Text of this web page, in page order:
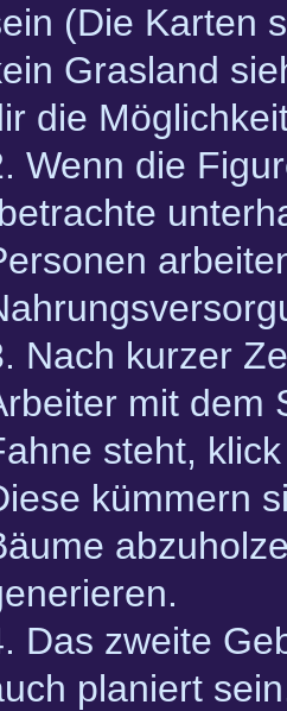
(Die Karten
Grasland
die
Wenn die
Nach kurzer
mit dem
steht,
kümmern
Das zweite
planiert